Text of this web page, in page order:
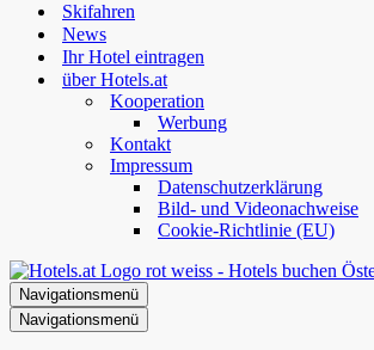
Skifahren
News
Ihr Hotel eintragen
über Hotels.at
Kooperation
Werbung
Kontakt
Impressum
Datenschutzerklärung
Bild- und Videonachweise
Cookie-Richtlinie (EU)
Navigationsmenü
Navigationsmenü